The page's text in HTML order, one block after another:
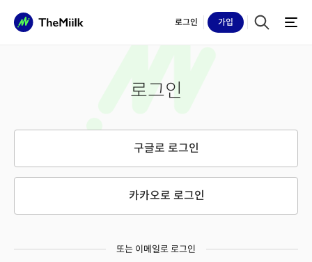
로그인 가입
로그인
구글로 로그인
카카오로 로그인
또는 이메일로 로그인